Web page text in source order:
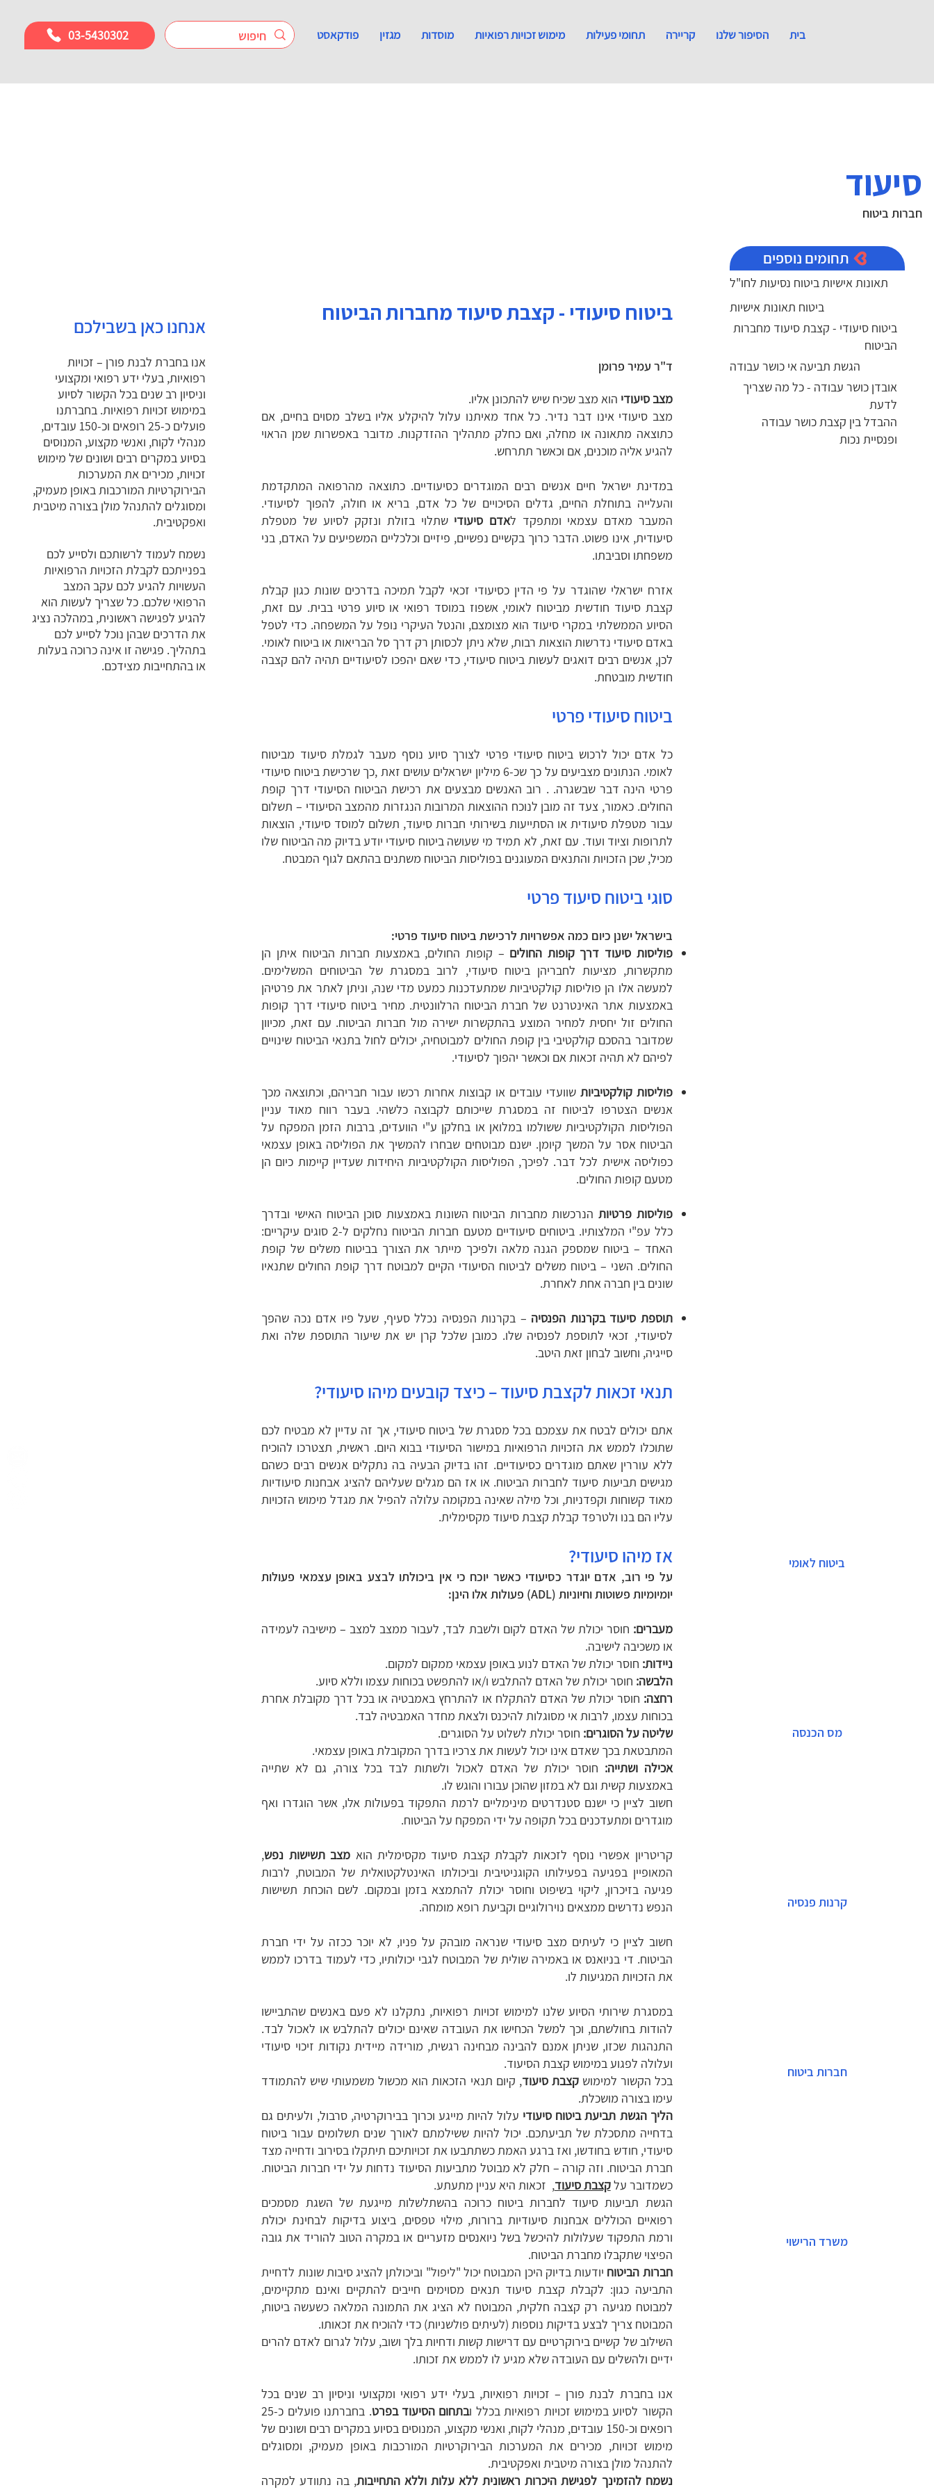
03-5430302 בית הסיפור שלנו קריירה תחומי פעילות מימוש זכויות רפואיות מוסדות מגזין פודקאסט
סיעוד
חברות ביטוח
תחומים נוספים
תאונות אישיות ביטוח נסיעות לחו"ל
ביטוח תאונות אישיות
ביטוח סיעודי - קצבת סיעוד מחברות
הביטוח
הגשת תביעה אי כושר עבודה
אובדן כושר עבודה - כל מה שצריך
לדעת
ההבדל בין קצבת כושר עבודה
ופנסיית נכות
ביטוח סיעודי - קצבת סיעוד מחברות הביטוח
ד"ר עמיר פרומן
מצב סיעודי הוא מצב שכיח שיש להתכונן אליו.
מצב סיעודי אינו דבר נדיר. כל אחד מאיתנו עלול להיקלע אליו בשלב מסוים בחיים, אם
כתוצאה מתאונה או מחלה, ואם כחלק מתהליך ההזדקנות. מדובר באפשרות שמן הראוי
להגיע אליה מוכנים, אם וכאשר תתרחש.
במדינת ישראל חיים אנשים רבים המוגדרים כסיעודיים. כתוצאה מהרפואה המתקדמת
והעלייה בתוחלת החיים, גדלים הסיכויים של כל אדם, בריא או חולה, להפוך לסיעודי.
המעבר מאדם עצמאי ומתפקד לאדם סיעודי שתלוי בזולת ונזקק לסיוע של מטפלת
סיעודית, אינו פשוט. הדבר כרוך בקשיים נפשיים, פיזיים וכלכליים המשפיעים על האדם, בני
משפחתו וסביבתו.
אזרח ישראלי שהוגדר על פי הדין כסיעודי זכאי לקבל תמיכה בדרכים שונות כגון קבלת
קצבת סיעוד חודשית מביטוח לאומי, אשפוז במוסד רפואי או סיוע פרטי בבית. עם זאת,
הסיוע הממשלתי במקרי סיעוד הוא מצומצם, והנטל העיקרי נופל על המשפחה. כדי לטפל
באדם סיעודי נדרשות הוצאות רבות, שלא ניתן לכסותן רק דרך סל הבריאות או ביטוח לאומי.
לכן, אנשים רבים דואגים לעשות ביטוח סיעודי, כדי שאם יהפכו לסיעודיים תהיה להם קצבה
חודשית מובטחת.
ביטוח סיעודי פרטי
כל אדם יכול לרכוש ביטוח סיעודי פרטי לצורך סיוע נוסף מעבר לגמלת סיעוד מביטוח
לאומי. הנתונים מצביעים על כך שכ-6 מיליון ישראלים עושים זאת ,כך שרכישת ביטוח סיעודי
פרטי הינה דבר שבשגרה. . רוב האנשים מבצעים את רכישת הביטוח הסיעודי דרך קופת
החולים. כאמור, צעד זה מובן לנוכח ההוצאות המרובות הנגזרות מהמצב הסיעודי – תשלום
עבור מטפלת סיעודית או הסתייעות בשירותי חברות סיעוד, תשלום למוסד סיעודי, הוצאות
לתרופות וציוד ועוד. עם זאת, לא תמיד מי שעושה ביטוח סיעודי יודע בדיוק מה הביטוח שלו
מכיל, שכן הזכויות והתנאים המעוגנים בפוליסות הביטוח משתנים בהתאם לגוף המבטח.
סוגי ביטוח סיעוד פרטי
בישראל ישנן כיום כמה אפשרויות לרכישת ביטוח סיעוד פרטי:
פוליסות סיעוד דרך קופות החולים – קופות החולים, באמצעות חברות הביטוח איתן הן
מתקשרות, מציעות לחבריהן ביטוח סיעודי, לרוב במסגרת של הביטוחים המשלימים.
למעשה אלו הן פוליסות קולקטיביות שמתעדכנות כמעט מדי שנה, וניתן לאתר את פרטיהן
באמצעות אתר האינטרנט של חברת הביטוח הרלוונטית. מחיר ביטוח סיעודי דרך קופות
החולים זול יחסית למחיר המוצע בהתקשרות ישירה מול חברות הביטוח. עם זאת, מכיוון
שמדובר בהסכם קולקטיבי בין קופת החולים למבוטחיה, יכולים לחול בתנאי הביטוח שינויים
לפיהם לא תהיה זכאות אם וכאשר יהפוך לסיעודי.
פוליסות קולקטיביותשוועדי עובדים או קבוצות אחרות רכשו עבור חבריהם, וכתוצאה מכך
אנשים הצטרפו לביטוח זה במסגרת שייכותם לקבוצה כלשהי. בעבר רווח מאוד עניין
הפוליסות הקולקטיביות ששולמו במלואן או בחלקן ע"י הוועדים, ברבות הזמן המפקח על
הביטוח אסר על המשך קיומן. ישנם מבוטחים שבחרו להמשיך את הפוליסה באופן עצמאי
כפוליסה אישית לכל דבר. לפיכך, הפוליסות הקולקטיביות היחידות שעדיין קיימות כיום הן
מטעם קופות החולים.
פוליסות פרטיותהנרכשות מחברות הביטוח השונות באמצעות סוכן הביטוח האישי ובדרך
כלל עפ"י המלצותיו. ביטוחים סיעודיים מטעם חברות הביטוח נחלקים ל-2 סוגים עיקריים:
האחד – ביטוח שמספק הגנה מלאה ולפיכך מייתר את הצורך בביטוח משלים של קופת
החולים. השני – ביטוח משלים לביטוח הסיעודי הקיים למבוטח דרך קופת החולים שתנאיו
שונים בין חברה אחת לאחרת.
תוספת סיעוד בקרנות הפנסיה – בקרנות הפנסיה נכלל סעיף, שעל פיו אדם נכה שהפך
לסיעודי, זכאי לתוספת לפנסיה שלו. כמובן שלכל קרן יש את שיעור התוספת שלה ואת
סייגיה, וחשוב לבחון זאת היטב.
תנאי זכאות לקצבת סיעוד – כיצד קובעים מיהו סיעודי?
אתם יכולים לבטח את עצמכם בכל מסגרת של ביטוח סיעודי, אך זה עדיין לא מבטיח לכם
שתוכלו לממש את הזכויות הרפואיות במישור הסיעודי בבוא היום. ראשית, תצטרכו להוכיח
ללא עוררין שאתם מוגדרים כסיעודיים. זהו בדיוק הבעיה בה נתקלים אנשים רבים כשהם
מגישים תביעות סיעוד לחברות הביטוח. או אז הם מגלים שעליהם להציג אבחנות סיעודיות
מאוד קשוחות וקפדניות, וכל מילה שאינה במקומה עלולה להפיל את מגדל מימוש הזכויות
עליו הם בנו ולטרפד קבלת קצבת סיעוד מקסימלית.
אז מיהו סיעודי?
על פי רוב, אדם יוגדר כסיעודי כאשר יוכח כי אין ביכולתו לבצע באופן עצמאי פעולות
יומיומיות פשוטות וחיוניות (ADL) פעולות אלו הינן:
מעברים: חוסר יכולת של האדם לקום ולשבת לבד, לעבור ממצב למצב – מישיבה לעמידה
או משכיבה לישיבה.
ניידות: חוסר יכולת של האדם לנוע באופן עצמאי ממקום למקום.
הלבשה: חוסר יכולת של האדם להתלבש ו/או להתפשט בכוחות עצמו וללא סיוע.
רחצה: חוסר יכולת של האדם להתקלח או להתרחץ באמבטיה או בכל דרך מקובלת אחרת
בכוחות עצמו, לרבות אי מסוגלות להיכנס ולצאת מחדר האמבטיה לבד.
שליטה על הסוגרים: חוסר יכולת לשלוט על הסוגרים.
המתבטאת בכך שאדם אינו יכול לעשות את צרכיו בדרך המקובלת באופן עצמאי.
אכילה ושתייה: חוסר יכולת של האדם לאכול ולשתות לבד בכל צורה, גם לא שתייה
באמצעות קשית וגם לא במזון שהוכן עבורו והוגש לו.
חשוב לציין כי ישנם סטנדרטים מינימליים לרמת התפקוד בפעולות אלו, אשר הוגדרו ואף
מוגדרים ומתעדכנים בכל תקופה על ידי המפקח על הביטוח.
קריטריון אפשרי נוסף לזכאות לקבלת קצבת סיעוד מקסימלית הוא מצב תשישות נפש,
המאופיין בפגיעה בפעילותו הקוגניטיבית וביכולתו האינטלקטואלית של המבוטח, לרבות
פגיעה בזיכרון, ליקוי בשיפוט וחוסר יכולת להתמצא בזמן ובמקום. לשם הוכחת תשישות
הנפש נדרשים ממצאים נוירולוגיים וקביעת רופא מומחה.
חשוב לציין כי לעיתים מצב סיעודי שנראה מובהק על פניו, לא יוכר ככזה על ידי חברת
הביטוח. די בניואנס או באמירה שולית של המבוטח לגבי יכולותיו, כדי לעמוד בדרכו לממש
את הזכויות המגיעות לו.
במסגרת שירותי הסיוע שלנו למימוש זכויות רפואיות, נתקלנו לא פעם באנשים שהתביישו
להודות בחולשתם, וכך למשל הכחישו את העובדה שאינם יכולים להתלבש או לאכול לבד.
התנהגות שכזו, שניתן אמנם להבינה מבחינה רגשית, מורידה מיידית נקודות זיכוי סיעודי
ועלולה לפגוע במימוש קצבת הסיעוד.
בכל הקשור למימושקצבת סיעוד, קיום תנאי הזכאות הוא מכשול משמעותי שיש להתמודד
עימו בצורה מושכלת.
הליך הגשת תביעת ביטוח סיעודי עלול להיות מייגע וכרוך בבירוקרטיה, סרבול, ולעיתים גם
בדחייה מתסכלת של תביעתכם. יכול להיות ששילמתם לאורך שנים תשלומים עבור ביטוח
סיעודי, חודש בחודשו, ואז ברגע האמת כשתתבעו את זכויותיכם תיתקלו בסירוב ודחייה מצד
חברת הביטוח. וזה קורה – חלק לא מבוטל מתביעות הסיעוד נדחות על ידי חברות הביטוח.
כשמדובר עלקצבת סיעוד, זכאות היא עניין מתעתע.
הגשת תביעות סיעוד לחברות ביטוח כרוכה בהשתלשלות מייגעת של השגת מסמכים
רפואיים הכוללים אבחנות סיעודיות ברורות, מילוי טפסים, ביצוע בדיקות לבחינת יכולת
ורמת התפקוד שעלולות להיכשל בשל ניואנסים מזעריים או במקרה הטוב להוריד את גובה
הפיצוי שתקבלו מחברת הביטוח.
חברות הביטוח יודעות בדיוק היכן המבוטח יכול "ליפול" וביכולתן להציג סיבות שונות לדחיית
התביעה כגון: לקבלת קצבת סיעוד תנאים מסוימים חייבים להתקיים ואינם מתקיימים,
למבוטח מגיעה רק קצבה חלקית, המבוטח לא הציג את התמונה המלאה כשעשה ביטוח,
המבוטח צריך לבצע בדיקות נוספות (לעיתים פולשניות) כדי להוכיח את זכאותו.
השילוב של קשיים בירוקרטיים עם דרישות קשות ודחיות בלך ושוב, עלול לגרום לאדם להרים
ידיים ולהשלים עם העובדה שלא מגיע לו לממש את זכותו.
אנו בחברת לבנת פורן – זכויות רפואיות, בעלי ידע רפואי ומקצועי וניסיון רב שנים בכל
הקשור לסיוע במימוש זכויות רפואיות בכלל ובתחום הסיעוד בפרט
. בחברתנו פועלים כ-25
רופאים וכ-150 עובדים, מנהלי לקוח, ואנשי מקצוע, המנוסים בסיוע במקרים רבים ושונים של
מימוש זכויות, מכירים את המערכות הבירוקרטיות המורכבות באופן מעמיק, ומסוגלים
להתנהל מולן בצורה מיטבית ואפקטיבית.
נשמח להזמינך לפגישת היכרות ראשונית ללא עלות וללא התחייבות, בה נתוודע למקרה
אנחנו כאן בשבילכם
אנו בחברת לבנת פורן – זכויות
רפואיות, בעלי ידע רפואי ומקצועי
וניסיון רב שנים בכל הקשור לסיוע
במימוש זכויות רפואיות. בחברתנו
פועלים כ-25 רופאים וכ-150 עובדים,
מנהלי לקוח, ואנשי מקצוע, המנוסים
בסיוע במקרים רבים ושונים של מימוש
זכויות, מכירים את המערכות
הבירוקרטיות המורכבות באופן מעמיק,
ומסוגלים להתנהל מולן בצורה מיטבית
ואפקטיבית.
נשמח לעמוד לרשותכם ולסייע לכם
בפנייתכם לקבלת הזכויות הרפואיות
העשויות להגיע לכם עקב המצב
הרפואי שלכם. כל שצריך לעשות הוא
להגיע לפגישה ראשונית, במהלכה נציג
את הדרכים שבהן נוכל לסייע לכם
בתהליך. פגישה זו אינה כרוכה בעלות
או בהתחייבות מצידכם.
ביטוח לאומי
מס הכנסה
קרנות פנסיה
חברות ביטוח
משרד הרישוי